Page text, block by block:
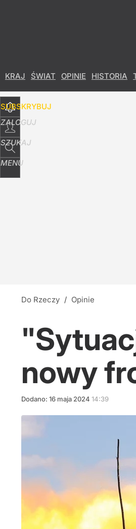
KRAJ ŚWIAT OPINIE HISTORIA
SUBSKRYBUJ
ZALOGUJ
SZUKAJ
MENU
Do Rzeczy / Opinie
nowy
Dodano: 16 maja 2024 14:39